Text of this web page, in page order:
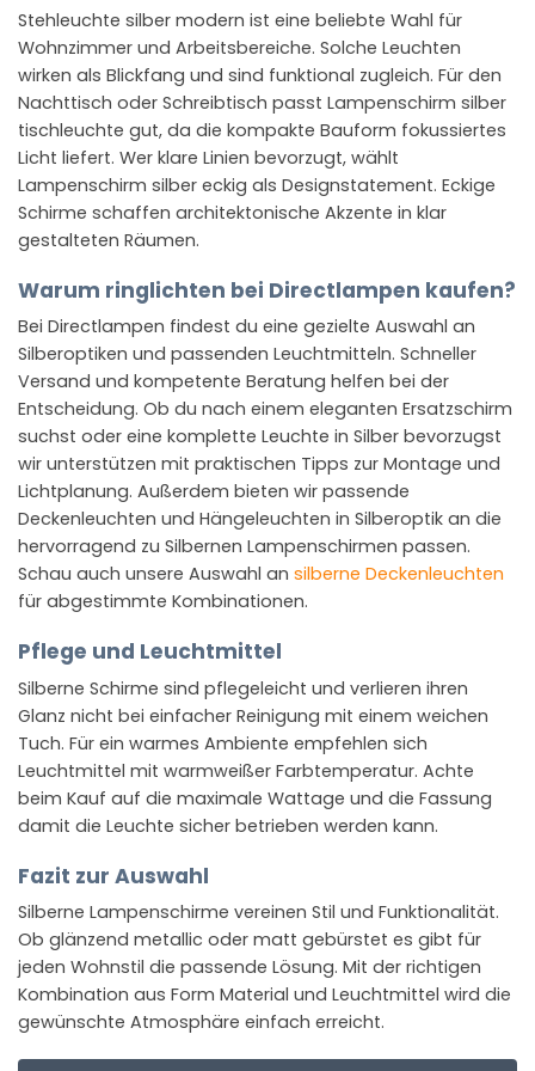
Stehleuchte silber modern ist eine beliebte Wahl für
Wohnzimmer und Arbeitsbereiche. Solche Leuchten
wirken als Blickfang und sind funktional zugleich. Für den
Nachttisch oder Schreibtisch passt Lampenschirm silber
tischleuchte gut, da die kompakte Bauform fokussiertes
Licht liefert. Wer klare Linien bevorzugt, wählt
Lampenschirm silber eckig als Designstatement. Eckige
Schirme schaffen architektonische Akzente in klar
gestalteten Räumen.
Warum ringlichten bei Directlampen kaufen?
Bei Directlampen findest du eine gezielte Auswahl an
Silberoptiken und passenden Leuchtmitteln. Schneller
Versand und kompetente Beratung helfen bei der
Entscheidung. Ob du nach einem eleganten Ersatzschirm
suchst oder eine komplette Leuchte in Silber bevorzugst
wir unterstützen mit praktischen Tipps zur Montage und
Lichtplanung. Außerdem bieten wir passende
Deckenleuchten und Hängeleuchten in Silberoptik an die
hervorragend zu Silbernen Lampenschirmen passen.
Schau auch unsere Auswahl an silberne Deckenleuchten
für abgestimmte Kombinationen.
Pflege und Leuchtmittel
Silberne Schirme sind pflegeleicht und verlieren ihren
Glanz nicht bei einfacher Reinigung mit einem weichen
Tuch. Für ein warmes Ambiente empfehlen sich
Leuchtmittel mit warmweißer Farbtemperatur. Achte
beim Kauf auf die maximale Wattage und die Fassung
damit die Leuchte sicher betrieben werden kann.
Fazit zur Auswahl
Silberne Lampenschirme vereinen Stil und Funktionalität.
Ob glänzend metallic oder matt gebürstet es gibt für
jeden Wohnstil die passende Lösung. Mit der richtigen
Kombination aus Form Material und Leuchtmittel wird die
gewünschte Atmosphäre einfach erreicht.